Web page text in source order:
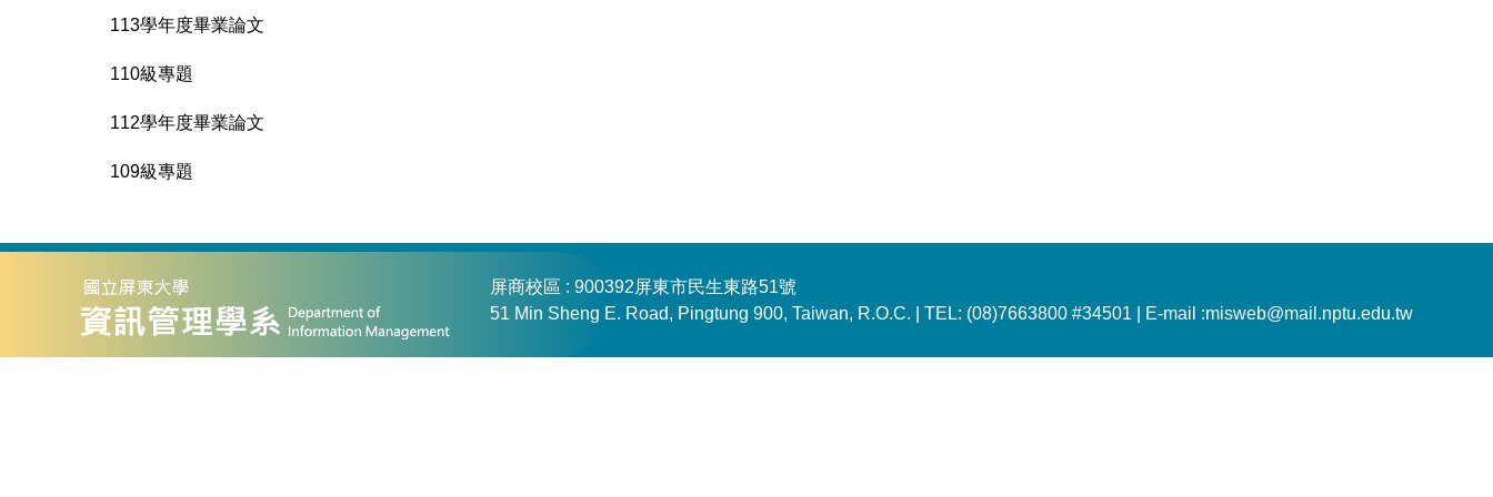
113學年度畢業論文
110級專題
112學年度畢業論文
109級專題
屏商校區 : 900392屏東市民生東路51號
51 Min Sheng E. Road, Pingtung 900, Taiwan, R.O.C. | TEL: (08)7663800 #34501 | E-mail :misweb@mail.nptu.edu.tw